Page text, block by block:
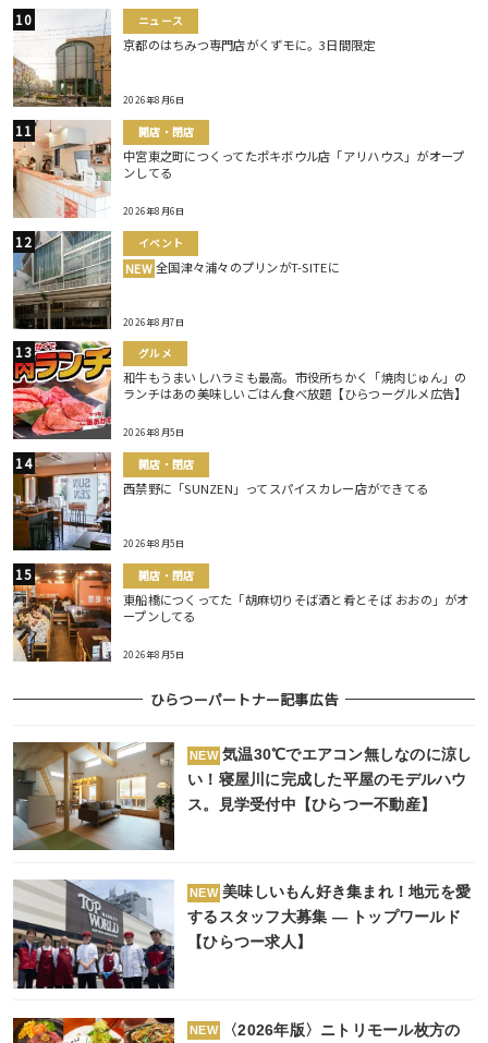
ニュース
京都のはちみつ専門店がくずモに。3日間限定
2026年8月6日
開店・閉店
中宮東之町につくってたポキボウル店「アリハウス」がオープ
ンしてる
2026年8月6日
イベント
NEW 全国津々浦々のプリンがT-SITEに
2026年8月7日
グルメ
和牛もうまいしハラミも最高。市役所ちかく「焼肉じゅん」の
ランチはあの美味しいごはん食べ放題【ひらつーグルメ広告】
2026年8月5日
開店・閉店
西禁野に「SUNZEN」ってスパイスカレー店ができてる
2026年8月5日
開店・閉店
東船橋につくってた「胡麻切りそば酒と肴とそば おおの」がオ
ープンしてる
2026年8月5日
ひらつーパートナー記事広告
NEW 気温30℃でエアコン無しなのに涼し
い！寝屋川に完成した平屋のモデルハウ
ス。見学受付中【ひらつー不動産】
NEW 美味しいもん好き集まれ！地元を愛
するスタッフ大募集 ― トップワールド
【ひらつー求人】
NEW 〈2026年版〉ニトリモール枚方の